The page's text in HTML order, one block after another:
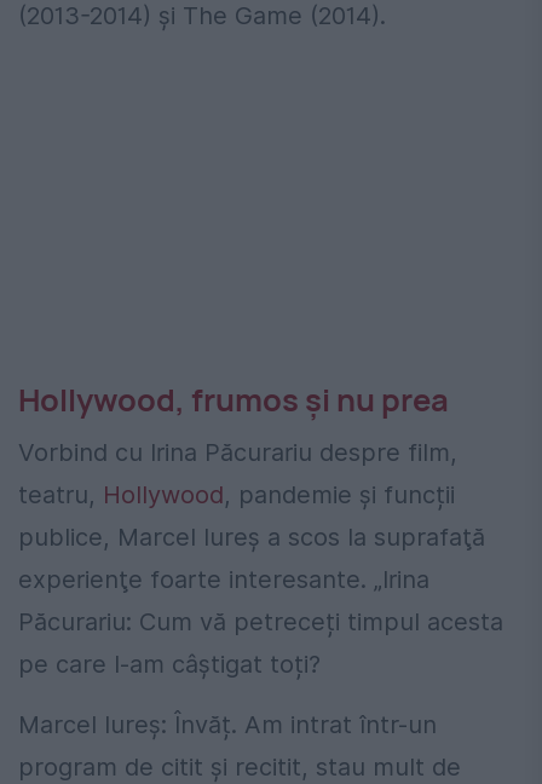
(2013-2014) şi The Game (2014).
Hollywood, frumos şi nu prea
Vorbind cu Irina Păcurariu despre film,
teatru, Hollywood, pandemie și funcții
publice, Marcel Iureş a scos la suprafaţă
experienţe foarte interesante. „Irina
Păcurariu: Cum vă petreceți timpul acesta
pe care l-am câștigat toți?
Marcel Iureș: Învăț. Am intrat într-un
program de citit și recitit, stau mult de